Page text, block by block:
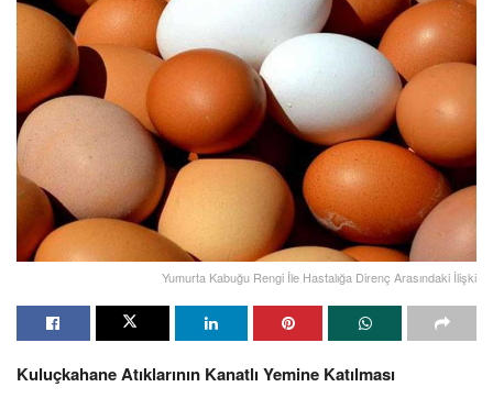
Yumurta Kabuğu Rengi İle Hastalığa Direnç Arasındaki İlişki
Kuluçkahane Atıklarının Kanatlı Yemine Katılması